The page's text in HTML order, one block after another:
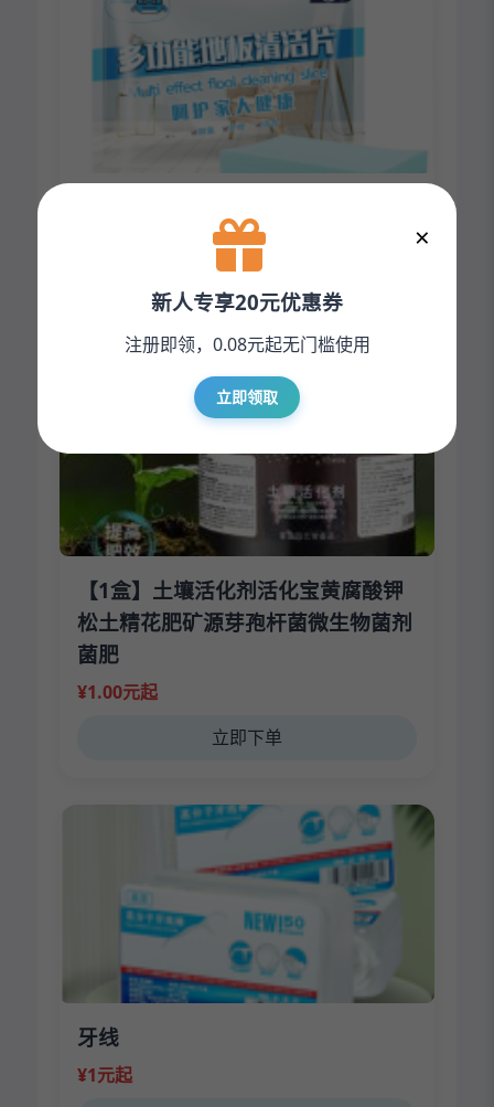
立即下单
【1盒】土壤活化剂活化宝黄腐酸钾
松土精花肥矿源芽孢杆菌微生物菌剂
菌肥
¥1.00元起
立即下单
牙线
¥1元起
×
新人专享20元优惠券
注册即领，0.08元起无门槛使用
立即领取